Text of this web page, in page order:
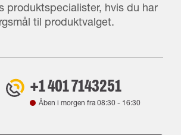
produktspecialister, hvis du har
til produktvalget.
+1 401 7143251
Åben i morgen fra08:30 - 16:30